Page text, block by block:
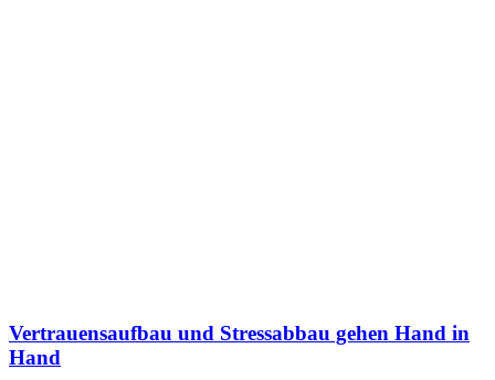
Vertrauensaufbau und Stressabbau gehen Hand in
Hand